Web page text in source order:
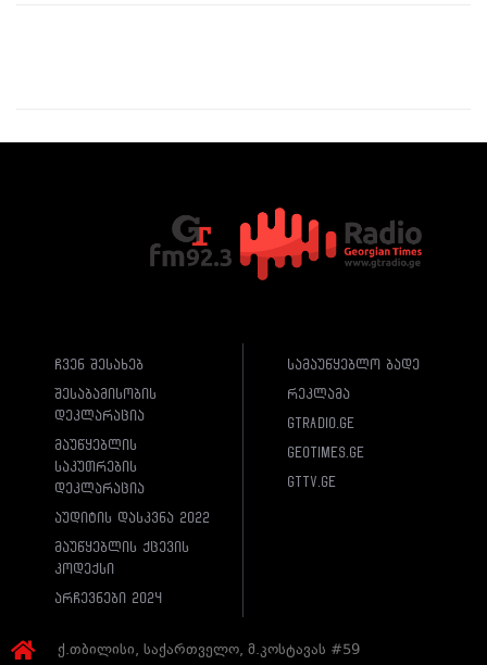
ჩვენ შესახებ
შესაბამისობის
დეკლარაცია
მაუწყებლის
საკუთრების
დეკლარაცია
აუდიტის დასკვნა 2022
მაუწყებლის ქცევის
კოდექსი
არჩევნები 2024
სამაუწყებლო ბადე
რეკლამა
gtradio.ge
geotimes.ge
gttv.ge
ქ.თბილისი, საქართველო, მ.კოსტავას #59